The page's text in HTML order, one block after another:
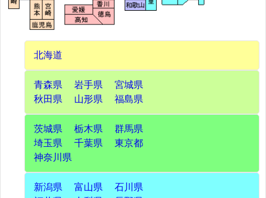
北海道
青森県 岩手県
宮城県
秋田県
山形県 福島県
茨城県 栃木県
群馬県
埼玉県
千葉県
東京都
神奈川県
新潟県 富山県
石川県